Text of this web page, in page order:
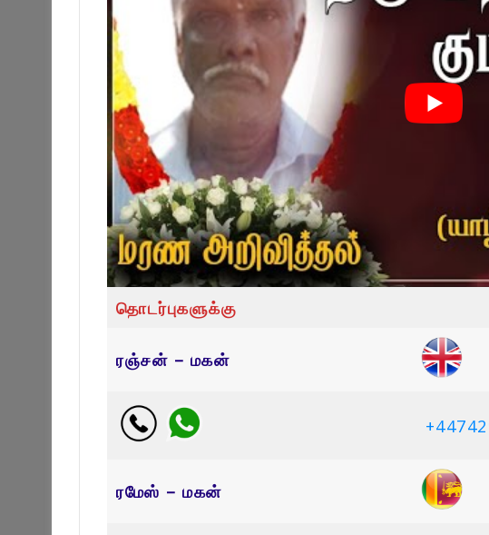
தொடர்புகளுக்கு
ரஞ்சன் – மகன்
ரமேஸ் – மகன்